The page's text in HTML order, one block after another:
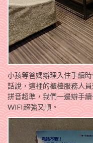
小孩等爸媽辦理入住手續
話說，這裡的櫃檯服務人
拼音超準，我們一邊辦手
WIFI超強又順。